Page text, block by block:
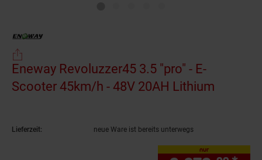
Eneway Revoluzzer45 3.5 "pro" - E-
Scooter 45km/h - 48V 20AH Lithium
Lieferzeit: neue Ware ist bereits unterwegs
nur